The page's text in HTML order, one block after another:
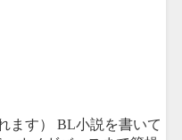
ます） BL小説を書いて